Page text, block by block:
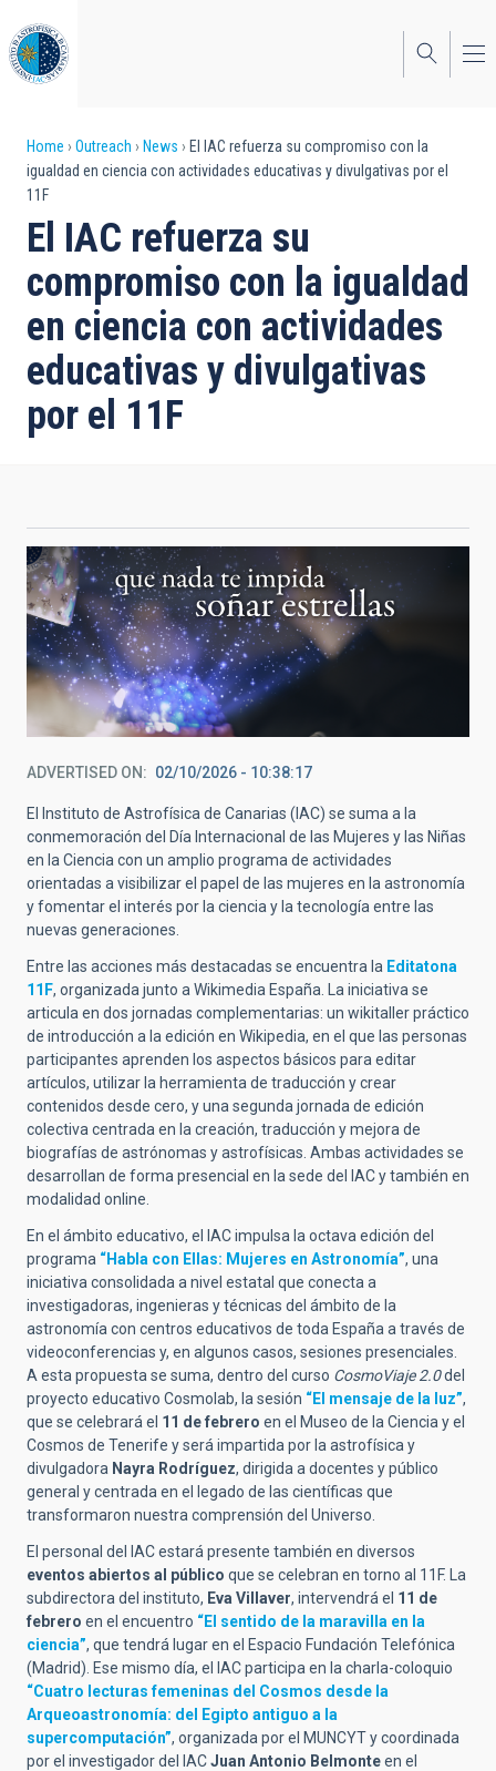
to
main
content
Breadcrumb
Home Outreach News
El IAC refuerza su compromiso con la
igualdad en ciencia con actividades educativas y divulgativas por el
11F
El IAC refuerza su
compromiso con la igualdad
en ciencia con actividades
educativas y divulgativas
por el 11F
ADVERTISED ON 02/10/2026 - 10:38:17
El Instituto de Astrofísica de Canarias (IAC) se suma a la
conmemoración del Día Internacional de las Mujeres y las Niñas
en la Ciencia con un amplio programa de actividades
orientadas a visibilizar el papel de las mujeres en la astronomía
y fomentar el interés por la ciencia y la tecnología entre las
nuevas generaciones.
Entre las acciones más destacadas se encuentra la Editatona
11F, organizada junto a Wikimedia España. La iniciativa se
articula en dos jornadas complementarias: un wikitaller práctico
de introducción a la edición en Wikipedia, en el que las personas
participantes aprenden los aspectos básicos para editar
artículos, utilizar la herramienta de traducción y crear
contenidos desde cero, y una segunda jornada de edición
colectiva centrada en la creación, traducción y mejora de
biografías de astrónomas y astrofísicas. Ambas actividades se
desarrollan de forma presencial en la sede del IAC y también en
modalidad online.
En el ámbito educativo, el IAC impulsa la octava edición del
programa “Habla con Ellas: Mujeres en Astronomía”, una
iniciativa consolidada a nivel estatal que conecta a
investigadoras, ingenieras y técnicas del ámbito de la
astronomía con centros educativos de toda España a través de
videoconferencias y, en algunos casos, sesiones presenciales.
A esta propuesta se suma, dentro del curso CosmoViaje 2.0del
proyecto educativo Cosmolab, la sesión “El mensaje de la luz”,
que se celebrará el 11 de febrero en el Museo de la Ciencia y el
Cosmos de Tenerife y será impartida por la astrofísica y
divulgadora Nayra Rodríguez, dirigida a docentes y público
general y centrada en el legado de las científicas que
transformaron nuestra comprensión del Universo.
El personal del IAC estará presente también en diversos
eventos abiertos al público que se celebran en torno al 11F. La
subdirectora del instituto, Eva Villaver, intervendrá el 11 de
febrero en el encuentro “El sentido de la maravilla en la
ciencia”, que tendrá lugar en el Espacio Fundación Telefónica
(Madrid). Ese mismo día, el IAC participa en la charla-coloquio
“Cuatro lecturas femeninas del Cosmos desde la
Arqueoastronomía: del Egipto antiguo a la
supercomputación”, organizada por el MUNCYT y coordinada
por el investigador del IACJuan Antonio Belmonteen el